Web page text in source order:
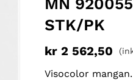
MN
STK/PK
kr 2 562,50
Visocolor mangan.